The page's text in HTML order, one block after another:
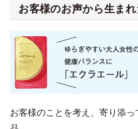
お客様のお声から生まれ
お客様のことを考え、寄り添